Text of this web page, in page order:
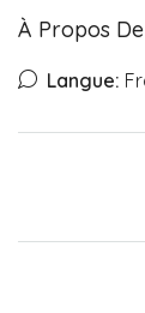
À Propos De
Langue: